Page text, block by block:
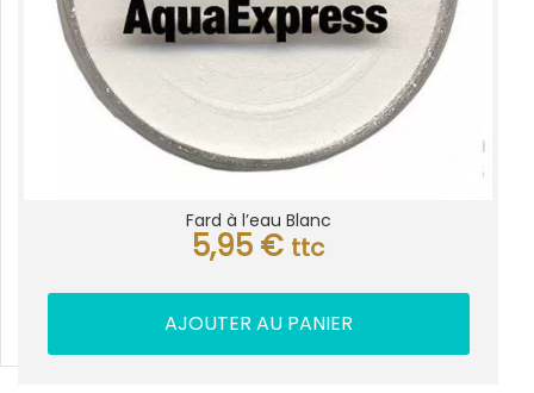
Fard à l’eau Blanc
5,95 € ttc
AJOUTER AU PANIER